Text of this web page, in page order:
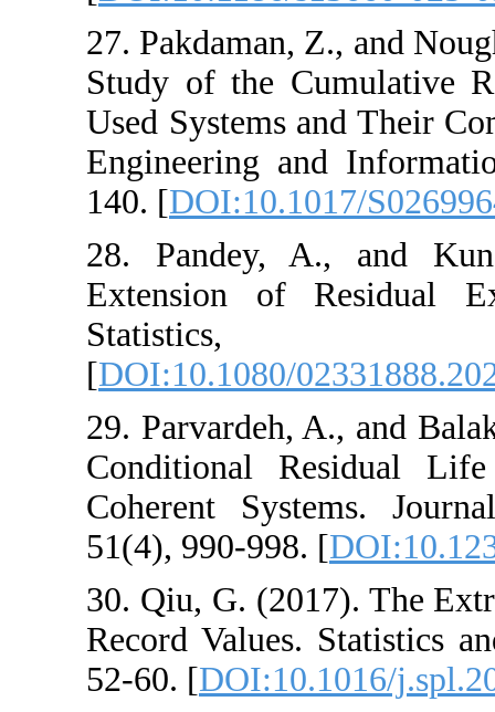
27. Pakdaman,
Study of the
Used Systems
Engineering
140. [
28. Pandey,
Extension of
[DOI:10.1080/
29. Parvardeh,
Conditional
Coherent
51(4), 990-998. [
30. Qiu, G.
Record Values.
52-60. [